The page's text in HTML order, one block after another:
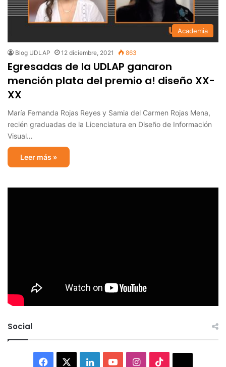
Academia
Blog UDLAP 12 diciembre, 2021 863
Egresadas de la UDLAP ganaron
mención plata del premio a! diseño XX-
XX
María Fernanda Rojas Reyes y Samia del Carmen Rojas Mena,
recién graduadas de la Licenciatura en Diseño de Información
Visual…
Leer más »
Social
Facebook LinkedInYouTubeInstagram